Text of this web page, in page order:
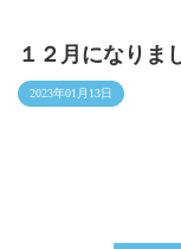
１２月になりま
2023年01月13日